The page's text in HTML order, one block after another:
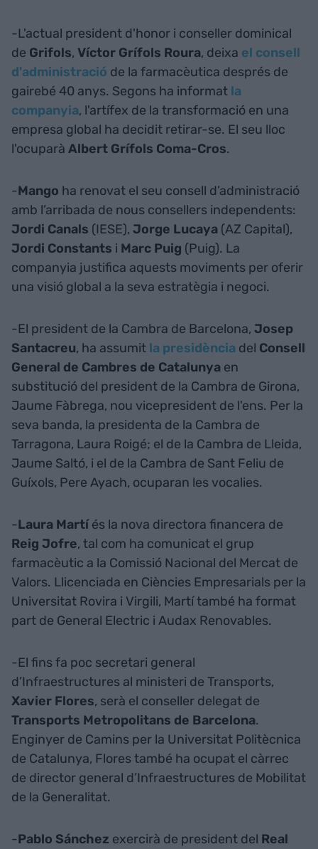
-L'actual president d'honor i conseller dominical
de Grifols, Víctor Grífols Roura, deixa el consell
d'administració de la farmacèutica després de
gairebé 40 anys. Segons ha informat la
companyia, l'artífex de la transformació en una
empresa global ha decidit retirar-se. El seu lloc
l'ocuparà Albert Grífols Coma-Cros.
-Mango ha renovat el seu consell d’administració
amb l’arribada de nous consellers independents:
Jordi Canals (IESE), Jorge Lucaya (AZ Capital),
Jordi Constants i Marc Puig (Puig). La
companyia justifica aquests moviments per oferir
una visió global a la seva estratègia i negoci.
-El president de la Cambra de Barcelona, Josep
Santacreu, ha assumit la presidència del Consell
General de Cambres de Catalunya en
substitució del president de la Cambra de Girona,
Jaume Fàbrega, nou vicepresident de l'ens. Per la
seva banda, la presidenta de la Cambra de
Tarragona, Laura Roigé; el de la Cambra de Lleida,
Jaume Saltó, i el de la Cambra de Sant Feliu de
Guíxols, Pere Ayach, ocuparan les vocalies.
-Laura Martíés la nova directora financera de
Reig Jofre, tal com ha comunicat el grup
farmacèutic a la Comissió Nacional del Mercat de
Valors. Llicenciada en Ciències Empresarials per la
Universitat Rovira i Virgili, Martí també ha format
part de General Electric i Audax Renovables.
-El fins fa poc secretari general
d’Infraestructures al ministeri de Transports,
Xavier Flores, serà el conseller delegat de
Transports Metropolitans de Barcelona.
Enginyer de Camins per la Universitat Politècnica
de Catalunya, Flores també ha ocupat el càrrec
de director general d’Infraestructures de Mobilitat
de la Generalitat.
-Pablo Sánchez exercirà de president del Real